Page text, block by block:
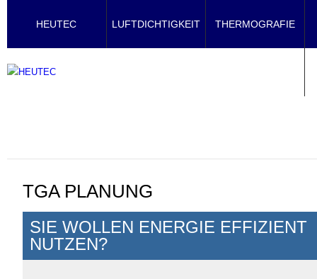
HEUTEC LUFTDICHTIGKEIT THERMOGRAFIE
TGA PLANUNG
SIE WOLLEN ENERGIE EFFIZIENT
NUTZEN?